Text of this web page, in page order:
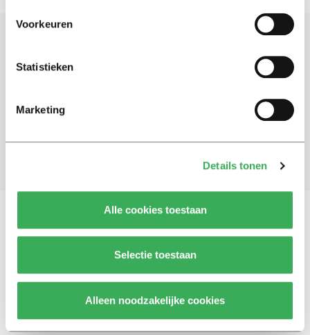
Voorkeuren
Statistieken
Marketing
Details tonen
Alle cookies toestaan
Selectie toestaan
Alleen noodzakelijke cookies
Blijf op de hoogte. Meld je aan voor de nieuwsbrief van
Aanmelden
Vragen, opmerkingen of tips?
© 2026 -Over ons Disclaimer Adverteren Werken bij Contact